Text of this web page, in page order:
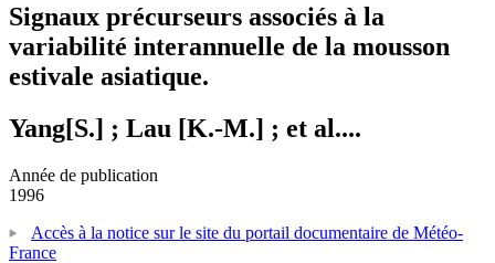
Signaux précurseurs associés à la
variabilité interannuelle de la mousson
estivale asiatique.
Yang[S.] ; Lau [K.-M.] ; et al....
Année de publication
1996
Accès à la notice sur le site du portail documentaire de Météo-
France